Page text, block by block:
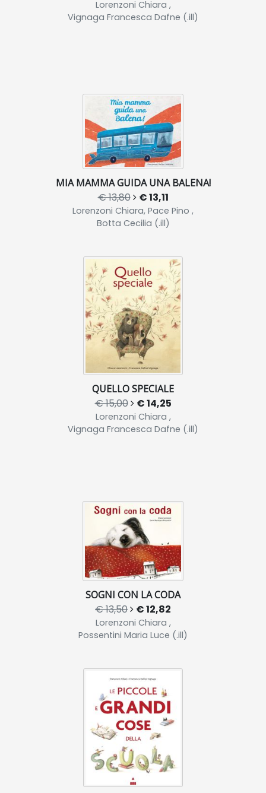
Lorenzoni Chiara ,
Vignaga Francesca Dafne (.ill)
MIA MAMMA GUIDA UNA BALENA!
€ 13,80 € 13,11
Lorenzoni Chiara, Pace Pino ,
Botta Cecilia (.ill)
QUELLO SPECIALE
€ 15,00 € 14,25
Lorenzoni Chiara ,
Vignaga Francesca Dafne (.ill)
SOGNI CON LA CODA
€ 13,50 € 12,82
Lorenzoni Chiara ,
Possentini Maria Luce (.ill)